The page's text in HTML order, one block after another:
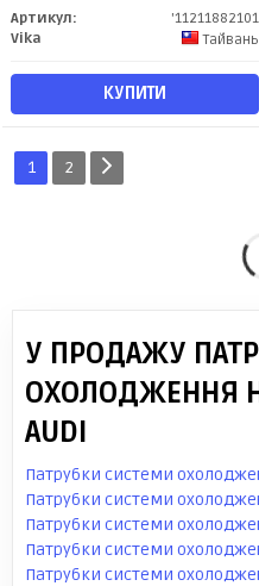
Артикул:
'11211882101
Vika
Тайвань
КУПИТИ
1 2
У ПРОДАЖУ
ОХОЛОДЖЕННЯ
AUDI
Патрубки системи
Патрубки системи
Патрубки системи
Патрубки системи
Патрубки системи